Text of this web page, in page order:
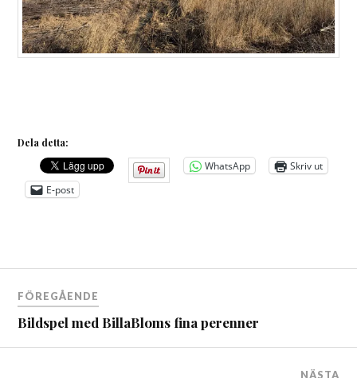
Dela detta:
WhatsApp
Skriv ut
E-post
Inläggsnavigering
FÖREGÅENDE
Bildspel med BillaBloms fina perenner
NÄSTA